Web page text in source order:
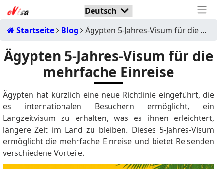
Startseite Blog Ägypten 5-Jahres-Visum für die mehrfache Einreise
Ägypten 5-Jahres-Visum für die
mehrfache Einreise
Ägypten hat kürzlich eine neue Richtlinie eingeführt, die
es internationalen Besuchern ermöglicht, ein
Langzeitvisum zu erhalten, was es ihnen erleichtert,
längere Zeit im Land zu bleiben. Dieses 5-Jahres-Visum
ermöglicht die mehrfache Einreise und bietet Reisenden
verschiedene Vorteile.